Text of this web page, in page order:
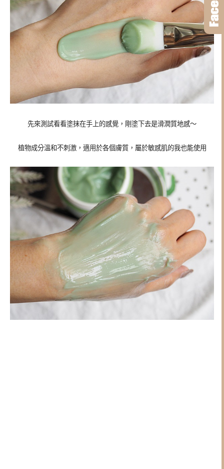
先來測試看看塗抹在手上的感覺，剛塗下去是滑潤質地感～
植物成分溫和不刺激，適用於各個膚質，屬於敏感肌的我也能使用